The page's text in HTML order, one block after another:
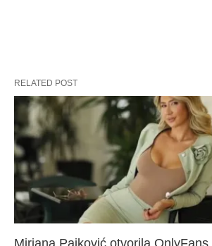
RELATED POST
Mirjana Pajković otvorila OnlyFans,